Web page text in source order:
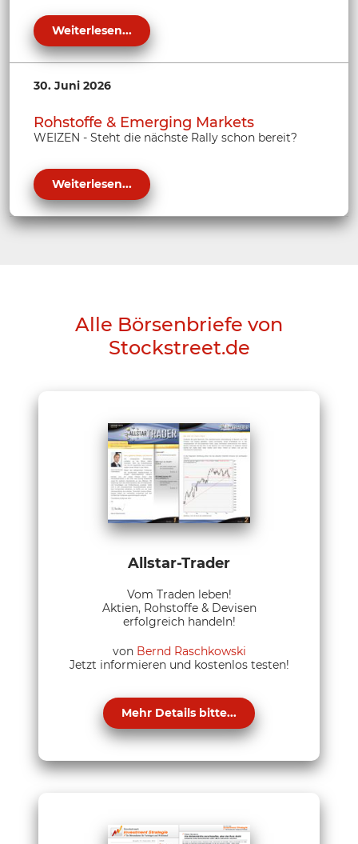
Weiterlesen...
30. Juni 2026
Rohstoffe & Emerging Markets
WEIZEN - Steht die nächste Rally schon bereit?
Weiterlesen...
Alle Börsenbriefe von
Stockstreet.de
Allstar-Trader
Vom Traden leben!
Aktien, Rohstoffe & Devisen
erfolgreich handeln!
von Bernd Raschkowski
Jetzt informieren und kostenlos testen!
Mehr Details bitte...